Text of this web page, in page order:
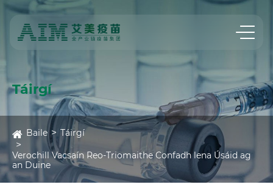
Táirgí
Baile Táirgí
Verochill Vacsaín Reo-Triomaithe Confadh lena Úsáid ag
an Duine